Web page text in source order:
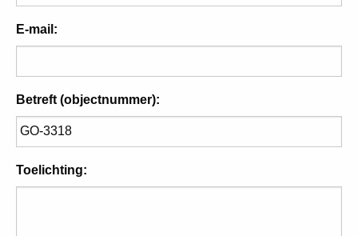
E-mail:
Betreft (objectnummer):
Toelichting: